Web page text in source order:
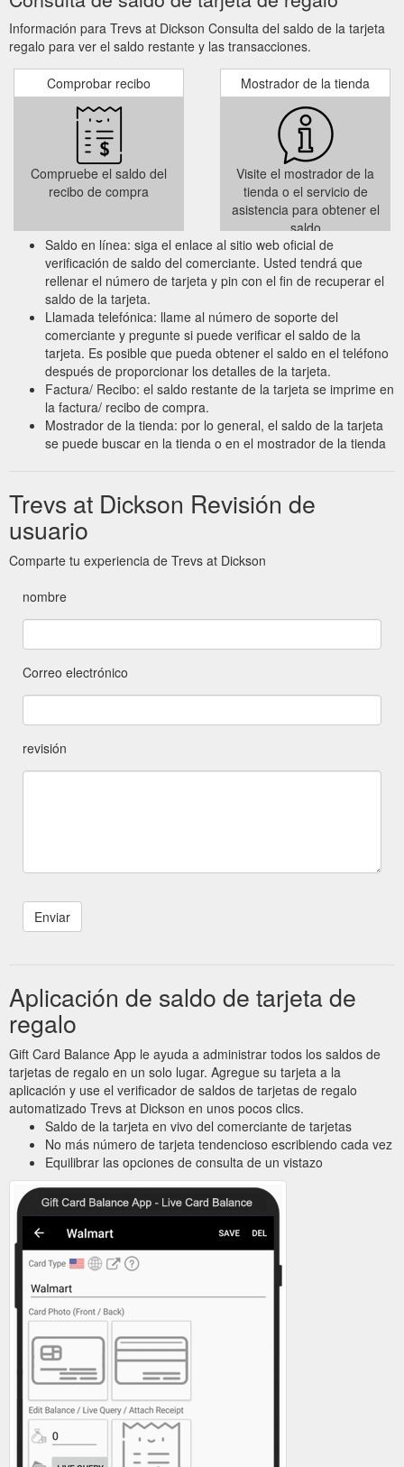
Información para Trevs at Dickson Consulta del saldo de la tarjeta
regalo para ver el saldo restante y las transacciones.
Comprobar recibo
Compruebe el saldo del
recibo de compra
Mostrador de la tienda
Visite el mostrador de la
tienda o el servicio de
asistencia para obtener el
saldo
Saldo en línea: siga el enlace al sitio web oficial de
verificación de saldo del comerciante. Usted tendrá que
rellenar el número de tarjeta y pin con el fin de recuperar el
saldo de la tarjeta.
Llamada telefónica: llame al número de soporte del
comerciante y pregunte si puede verificar el saldo de la
tarjeta. Es posible que pueda obtener el saldo en el teléfono
después de proporcionar los detalles de la tarjeta.
Factura/ Recibo: el saldo restante de la tarjeta se imprime en
la factura/ recibo de compra.
Mostrador de la tienda: por lo general, el saldo de la tarjeta
se puede buscar en la tienda o en el mostrador de la tienda
Trevs at Dickson Revisión de
usuario
Comparte tu experiencia de Trevs at Dickson
nombre
Correo electrónico
revisión
Aplicación de saldo de tarjeta de
regalo
Gift Card Balance App le ayuda a administrar todos los saldos de
tarjetas de regalo en un solo lugar. Agregue su tarjeta a la
aplicación y use el verificador de saldos de tarjetas de regalo
automatizado Trevs at Dickson en unos pocos clics.
Saldo de la tarjeta en vivo del comerciante de tarjetas
No más número de tarjeta tendencioso escribiendo cada vez
Equilibrar las opciones de consulta de un vistazo